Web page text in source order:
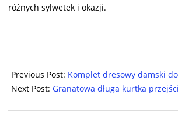
różnych sylwetek i okazji.
08-
08
Previous Post: Komplet dresowy damski
Next Post: Granatowa długa kurtka